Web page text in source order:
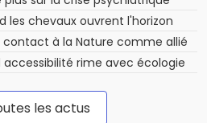
les chevaux ouvrent l'horizon
contact à la Nature comme allié
accessibilité rime avec écologie
les actus